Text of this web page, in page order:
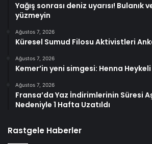
Yağış sonrası deniz uyarısı! Bulanık
yüzmeyin
Ağustos 7, 2026
Küresel Sumud Filosu Aktivistleri
Ağustos 7, 2026
Kemer’in yeni simgesi: Henna Heykeli
Ağustos 7, 2026
Fransa’da Yaz İndirimlerinin Süresi
Nedeniyle 1 Hafta Uzatıldı
Rastgele Haberler